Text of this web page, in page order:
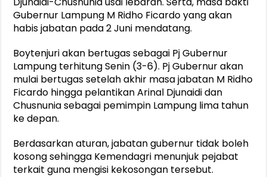
Gubernur Lampung M Ridho Ficardo yang akan
habis jabatan pada 2 Juni mendatang.
Boytenjuri akan bertugas sebagai Pj Gubernur
Lampung terhitung Senin (3-6). Pj Gubernur akan
mulai bertugas setelah akhir masa jabatan M Ridho
Ficardo hingga pelantikan Arinal Djunaidi dan
Chusnunia sebagai pemimpin Lampung lima tahun
ke depan.
Berdasarkan aturan, jabatan gubernur tidak boleh
kosong sehingga Kemendagri menunjuk pejabat
terkait guna mengisi kekosongan tersebut.